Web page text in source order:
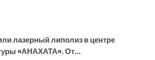
лазерный липолиз в центре
«АНАХАТА». От…